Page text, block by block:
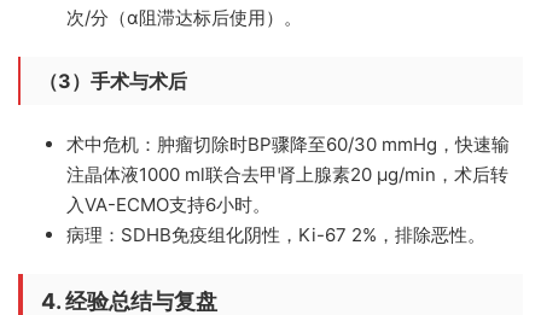
次/分（α阻滞达标后使用）。
（3）手术与术后
术中危机： 肿瘤切除时BP骤降至60/30 mmHg，快速输
注晶体液1000 ml联合去甲肾上腺素20 μg/min，术后转
入VA-ECMO支持6小时。
病理： SDHB免疫组化阴性，Ki-67 2%，排除恶性。
4. 经验总结与复盘